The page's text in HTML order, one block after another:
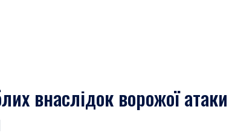
внаслідок ворожої